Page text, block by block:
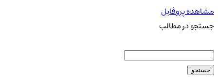
مشاهده پروفایل
جستجو در مطالب
جستجو